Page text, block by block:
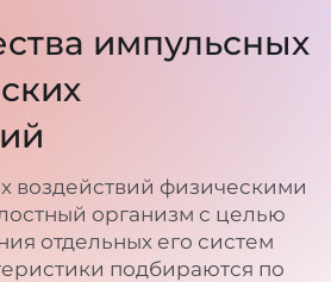
импульсных
воздействий физическими
организм с целью
отдельных его систем
подбираются по